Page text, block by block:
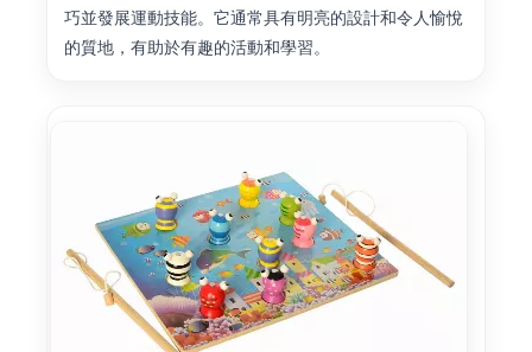
巧並發展運動技能。它通常具有明亮的設計和令人愉悅
的質地，有助於有趣的活動和學習。